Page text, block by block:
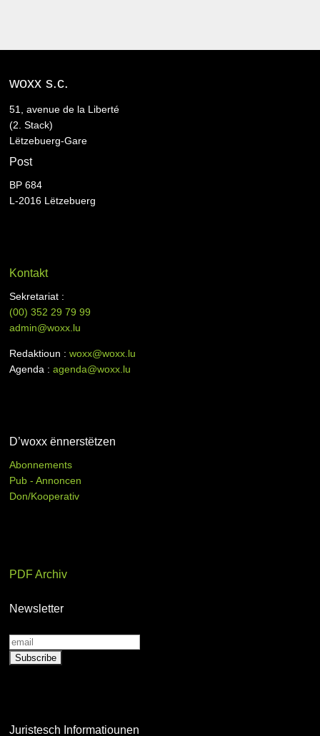
woxx s.c.
51, avenue de la Liberté
(2. Stack)
Lëtzebuerg-Gare
Post
BP 684
L-2016 Lëtzebuerg
Kontakt
Sekretariat :
(00)352 29 79 99
admin@woxx.lu
Redaktioun :woxx@woxx.lu
Agenda :agenda@woxx.lu
D’woxx ënnerstëtzen
Abonnements
Pub - Annoncen
Don/Kooperativ
PDF Archiv
Newsletter
Juristesch Informatiounen